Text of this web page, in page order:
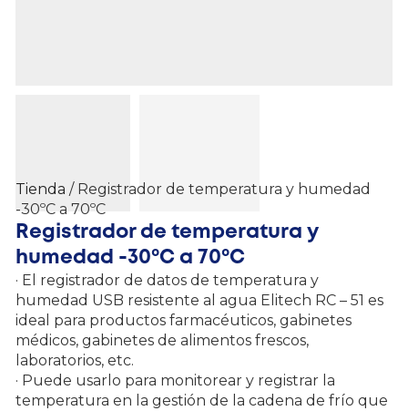
Tienda / Registrador de temperatura y humedad
-30ºC a 70ºC
Registrador de temperatura y
humedad -30ºC a 70ºC
· El registrador de datos de temperatura y
humedad USB resistente al agua Elitech RC – 51 es
ideal para productos farmacéuticos, gabinetes
médicos, gabinetes de alimentos frescos,
laboratorios, etc.
· Puede usarlo para monitorear y registrar la
temperatura en la gestión de la cadena de frío que